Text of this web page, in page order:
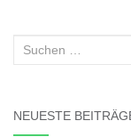
Suchen
NEUESTE